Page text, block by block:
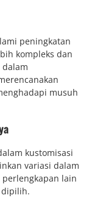
peningkatan
kompleks dan
musuh
kustomisasi
variasi dalam
lain
dipilih.